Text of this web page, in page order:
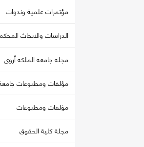
مؤتمرات علمية وندوات
الدراسات والابحاث
مجلة جامعة الملكة أروى
مؤلفات ومطبوعات
مؤلفات ومطبوعات
مجلة كلية الحقوق